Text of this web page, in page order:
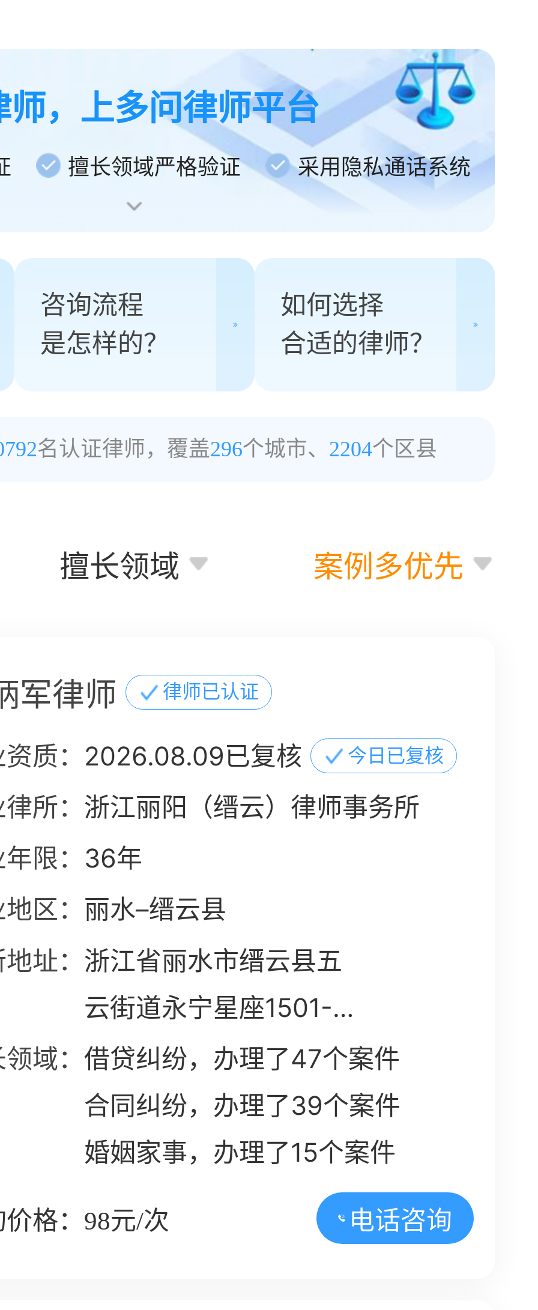
，上多问律师平台
擅长领域严格验证 采用隐私通话系统
咨询流程
是怎样的？
如何选择
合适的律师？
名认证律师，覆盖296个城市、 2204个区县
擅长领域 案例多优先
军律师 律师已认证
质： 2026.08.09已复核 今日已复核
所： 浙江丽阳（缙云）律师事务所
限： 36年
区： 丽水–缙云县
址： 浙江省丽水市缙云县五
云街道永宁星座1501-
1502
域： 借贷纠纷，办理了47个案件
合同纠纷，办理了39个案件
婚姻家事，办理了15个案件
格：98元/次 电话咨询